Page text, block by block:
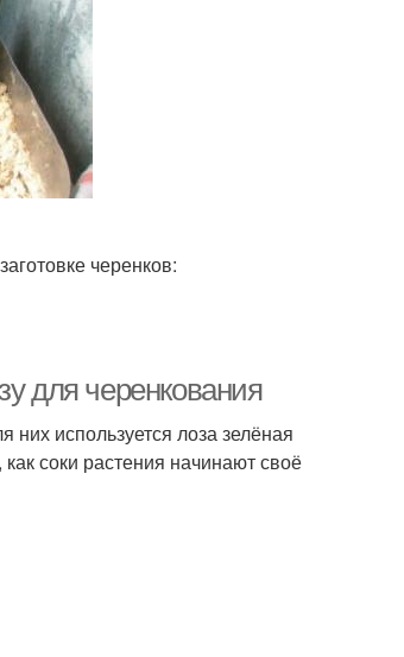
черенков:
для черенкования
используется лоза зелёная
соки растения начинают своё